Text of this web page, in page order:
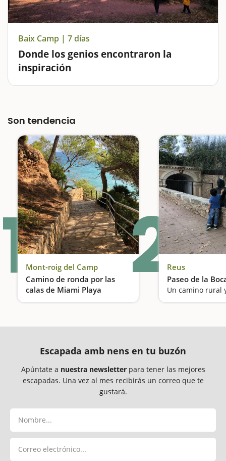
Baix Camp | 7 días
Donde los genios encontraron la
inspiración
El Baix Camp es una explosión en armonía de colores.
que ir a buscar bajo nuestros pies. La comarca del
Son tendencia
1 Mont-roig del Camp
Camino de ronda por las
calas de Miami Playa
Buscando piratas por el camino de ronda
2Reus
Paseo de la
Escapada amb nens en tu buzón
Apúntate a nuestra newsletterpara tener las mejores
escapadas. Una vez al mes recibirás un correo que te
gustará.